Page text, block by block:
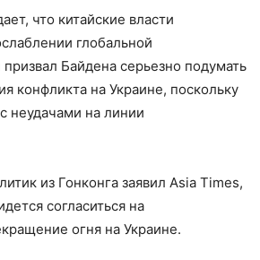
что китайские власти
глобальной
Байдена серьезно подумать
конфликта на Украине, поскольку
неудачами на линии
из Гонконга заявил Asia Times,
согласиться на
огня на Украине.